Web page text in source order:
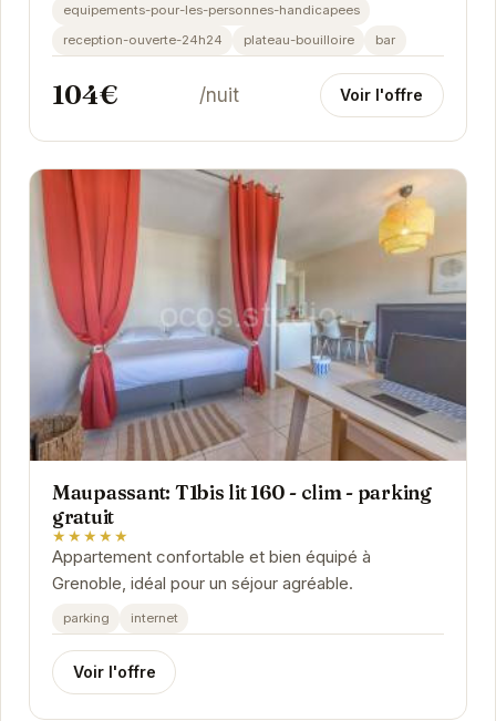
equipements-pour-les-personnes-handicapees
reception-ouverte-24h24
plateau-bouilloire bar
104€ /nuit Voir l'offre
Maupassant: T1bis lit 160 - clim - parking
gratuit
★★★★★
Appartement confortable et bien équipé à
Grenoble, idéal pour un séjour agréable.
parking internet
Voir l'offre